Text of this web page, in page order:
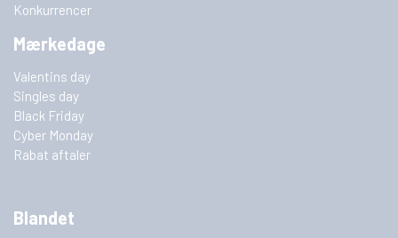
Konkurrencer
Mærkedage
Valentins day
Singles day
Black Friday
Cyber Monday
Rabat aftaler
Blandet